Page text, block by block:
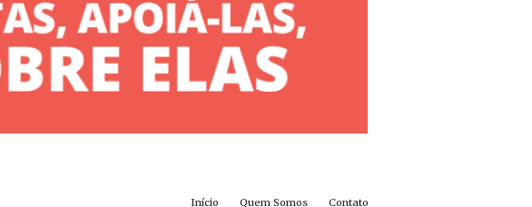
Início Quem Somos Contato